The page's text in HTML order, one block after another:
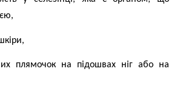
плямочок на підошвах ніг або на